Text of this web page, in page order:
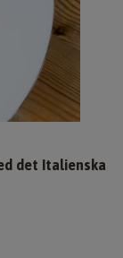
det Italienska